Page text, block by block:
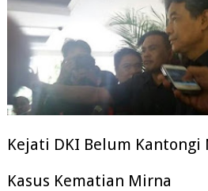
Kejati DKI Belum Kantongi
Kasus Kematian Mirna